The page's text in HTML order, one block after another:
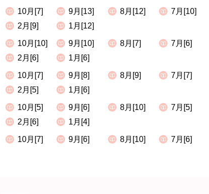
10月[7] 9月[13] 8月[12]
7月[10]
2月[9] 1月[12]
10月[10] 9月[10] 8月[7]
7月[6]
2月[6] 1月[6]
10月[7] 9月[8] 8月[9]
7月[7]
2月[5] 1月[6]
10月[5] 9月[6] 8月[10]
7月[5]
2月[6] 1月[4]
10月[7] 9月[6] 8月[10]
7月[6]